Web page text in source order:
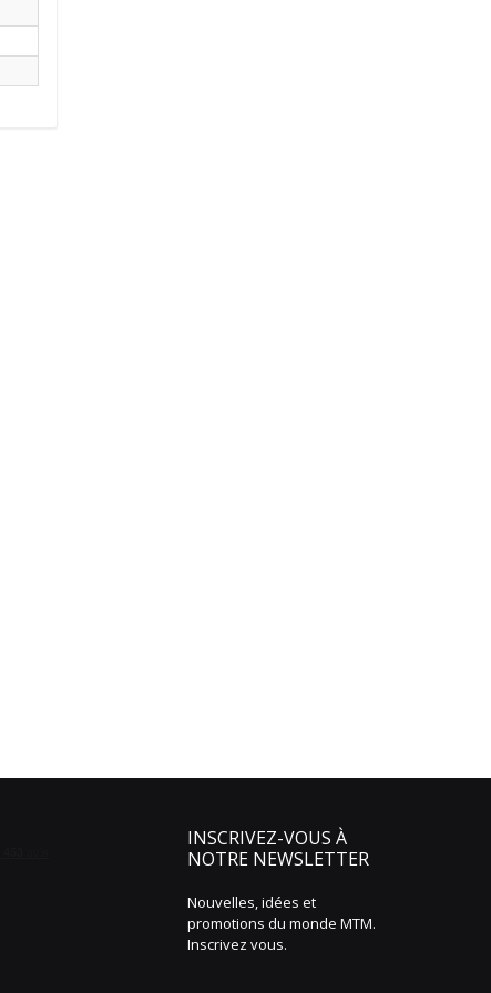
INSCRIVEZ-VOUS À
NOTRE NEWSLETTER
Nouvelles, idées et
promotions du monde MTM.
Inscrivez vous.